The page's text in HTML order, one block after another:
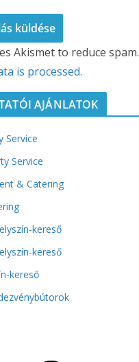
Akismet to reduce spam.
is processed.
AJÁNLATOK
Service
Service
& Catering
kereső
kereső
kereső